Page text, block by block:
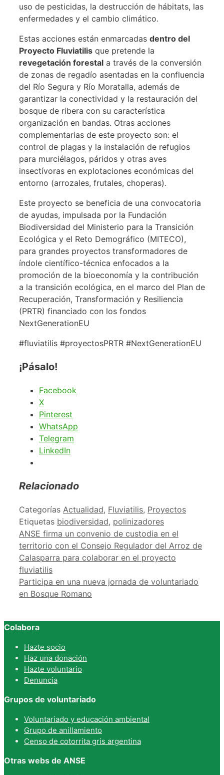
uso de pesticidas, la destrucción de hábitats, las
enfermedades y el cambio climático.
Estas acciones están enmarcadas dentro del
Proyecto Fluviatilis que pretende la
revegetación forestal a través de la conversión
de zonas de regadío asentadas en la confluencia
del Río Segura y Río Moratalla, además de
garantizar la conectividad y la restauración del
bosque de ribera con su característica
organización en bandas. Otras acciones
complementarias de este proyecto son: el
control de plagas y la instalación de refugios
para murciélagos, páridos y otras aves
insectívoras en explotaciones económicas del
entorno (arrozales, frutales, choperas).
Este proyecto se beneficia de una convocatoria
de ayudas, impulsada por la Fundación
Biodiversidad del Ministerio para la Transición
Ecológica y el Reto Demográfico (MITECO),
para grandes proyectos transformadores de
índole científico-técnica enfocados a la
promoción de la bioeconomía y la contribución
a la transición ecológica, en el marco del Plan de
Recuperación, Transformación y Resiliencia
(PRTR) financiado con los fondos
NextGenerationEU
#fluviatilis #proyectosPRTR #NextGenerationEU
¡Pásalo!
Facebook
X
Pinterest
WhatsApp
Telegram
LinkedIn
Relacionado
Categorías Actualidad, Fluviatilis, Proyectos
Etiquetas biodiversidad, polinizadores
ANSE firma un convenio de custodia en el
territorio con el Consejo Regulador del Arroz de
Calasparra para colaborar en el proyecto
fluviatilis
Participa en una nueva jornada de voluntariado
en Bosque Romano
Colabora
Hazte socio
Haz una donación
Hazte voluntario
Denuncia
Grupos de voluntariado
Voluntariado y educación ambiental
Grupo de anillamiento
Censo de cotorrita gris argentina
Otras webs de ANSE